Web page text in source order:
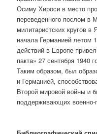
Осиму Хироси в место
переведенного послом в
милитаристских кругов
начала Германией летом
действий в Европе
пакта» 27 сентября 1940
Таким образом, был
и Германией,
Второй мировой войны и
поддерживающих военно-